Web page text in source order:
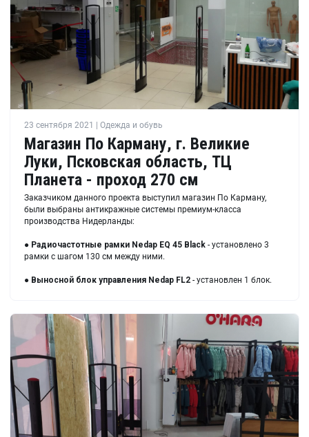
23 сентября 2021 | Одежда и обувь
Магазин По Карману, г. Великие
Луки, Псковская область, ТЦ
Планета - проход 270 см
Заказчиком данного проекта выступил магазин По Карману,
были выбраны антикражные системы премиум-класса
производства Нидерланды:
● Радиочастотные рамки Nedap EQ 45 Black - установлено 3
рамки с шагом 130 см между ними.
● Выносной блок управления Nedap FL2 - установлен 1 блок.